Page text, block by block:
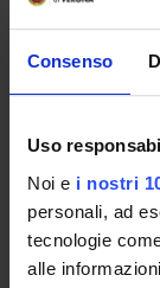
Consenso
Uso
Noi e i nostri
personali, ad
tecnologie
alle
INCARICHI
GOVERNANCE
COMMISSIONI